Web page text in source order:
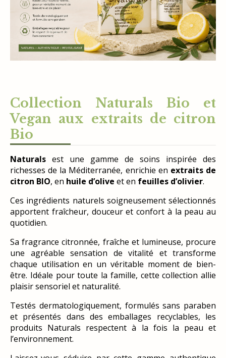
Collection Naturals Bio et
Vegan aux extraits de citron
Bio
Naturals est une gamme de soins inspirée des
richesses de la Méditerranée, enrichie en extraits de
citron BIO, en huile d’olive et en feuilles d’olivier.
Ces ingrédients naturels soigneusement sélectionnés
apportent fraîcheur, douceur et confort à la peau au
quotidien.
Sa fragrance citronnée, fraîche et lumineuse, procure
une agréable sensation de vitalité et transforme
chaque utilisation en un véritable moment de bien-
être. Idéale pour toute la famille, cette collection allie
plaisir sensoriel et naturalité.
Testés dermatologiquement, formulés sans paraben
et présentés dans des emballages recyclables, les
produits Naturals respectent à la fois la peau et
l’environnement.